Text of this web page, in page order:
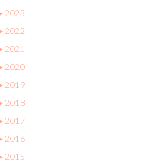
2023
2022
2021
2020
2019
2018
2017
2016
2015